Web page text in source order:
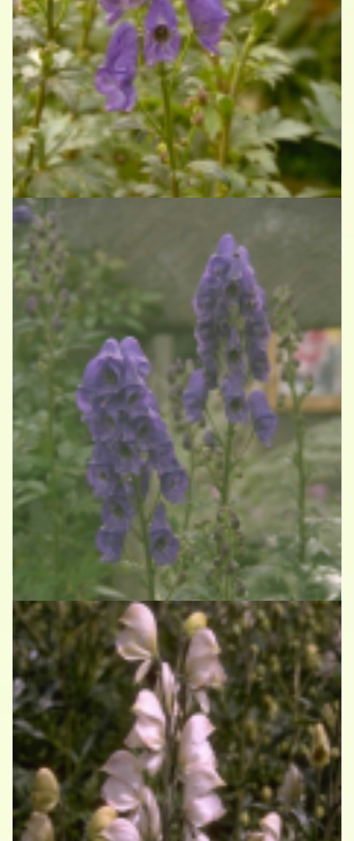
Azuren monnikskap
Aconitum carmichaelii
Azuren monnikskap
Aconitum carmichaelii 'Barker's Variety'